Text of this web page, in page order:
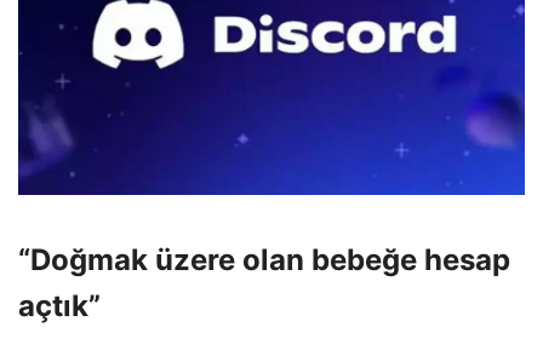
“Doğmak üzere olan bebeğe hesap
açtık”